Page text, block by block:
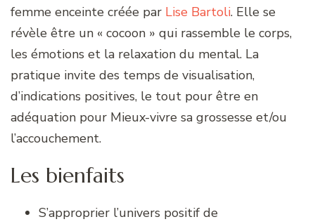
femme enceinte créée par Lise Bartoli. Elle se
révèle être un « cocoon » qui rassemble le corps,
les émotions et la relaxation du mental. La
pratique invite des temps de visualisation,
d’indications positives, le tout pour être en
adéquation pour Mieux-vivre sa grossesse et/ou
l’accouchement.
Les bienfaits
S’approprier l’univers positif de